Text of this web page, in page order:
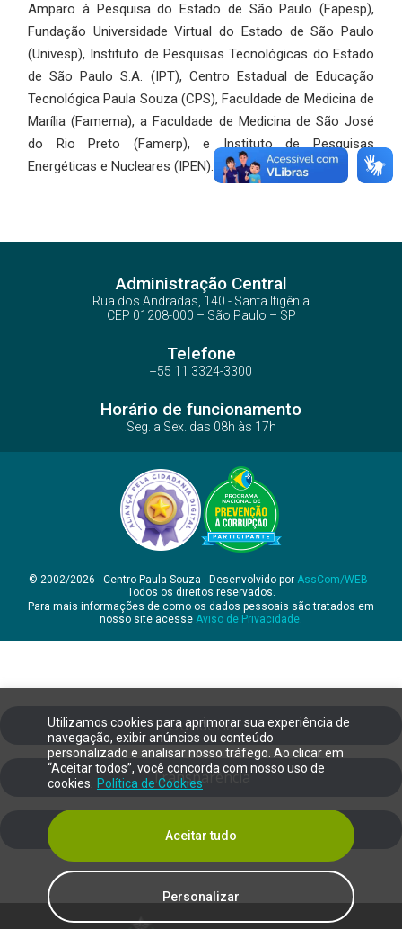
Utilizamos cookies para aprimorar sua experiência de
navegação, exibir anúncios ou conteúdo
personalizado e analisar nosso tráfego. Ao clicar em
“Aceitar todos”, você concorda com nosso uso de
cookies.
Política de Cookies
Personalizar
Aceitar tudo
Amparo à Pesquisa do Estado de São Paulo (Fapesp),
Fundação Universidade Virtual do Estado de São Paulo
(Univesp), Instituto de Pesquisas Tecnológicas do Estado
de São Paulo S.A. (IPT), Centro Estadual de Educação
Tecnológica Paula Souza (CPS), Faculdade de Medicina de
Marília (Famema), a Faculdade de Medicina de São José
do Rio Preto (Famerp), e Instituto de Pesquisas
Energéticas e Nucleares (IPEN).
Administração Central
Rua dos Andradas, 140 - Santa Ifigênia
CEP 01208-000 – São Paulo – SP
Telefone
+55 11 3324-3300
Horário de funcionamento
Seg. a Sex. das 08h às 17h
© 2002/2026 - Centro Paula Souza - Desenvolvido por AssCom/WEB -
Todos os direitos reservados.
Para mais informações de como os dados pessoais são tratados em
nosso site acesse Aviso de Privacidade.
Ouvidoria
Transparência
SIC